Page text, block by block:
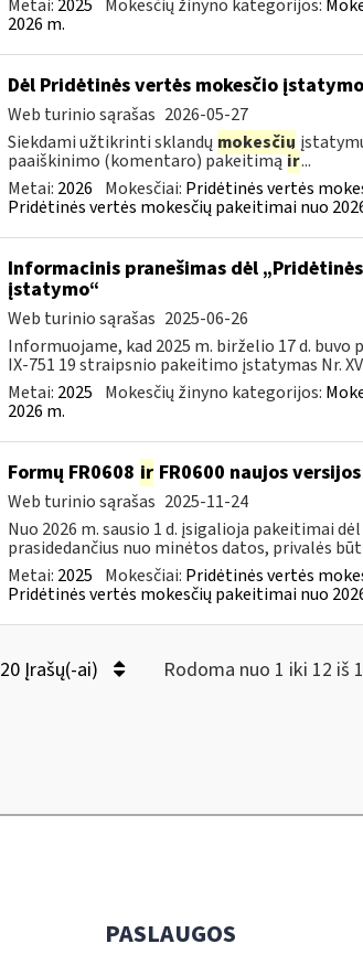
Metai: 2025 Mokesčių žinyno kategorijos:
2026 m.
Dėl Pridėtinės vertės mokesčio
Web turinio sąrašas 2026-05-27
Siekdami užtikrinti sklandų mokesčių
paaiškinimo (komentaro) pakeitimąir...
Metai: 2026 Mokesčiai: Pridėtinės vertės
Pridėtinės vertės mokesčių pakeitimai nuo
Informacinis pranešimas dėl
įstatymo“
Web turinio sąrašas 2025-06-26
Informuojame, kad 2025 m. birželio 17 d.
IX-751 19 straipsnio pakeitimo įstatymas Nr.
Metai: 2025 Mokesčių žinyno kategorijos:
2026 m.
Formų FR0608 irFR0600 naujos
Web turinio sąrašas 2025-11-24
Nuo 2026 m. sausio 1 d. įsigalioja pakeitimai
prasidedančius nuo minėtos datos, privalės
Metai: 2025 Mokesčiai: Pridėtinės vertės
Pridėtinės vertės mokesčių pakeitimai nuo
20 Įrašų(-ai) Rodoma nuo 1 iki 12 iš
PASLAUGOS